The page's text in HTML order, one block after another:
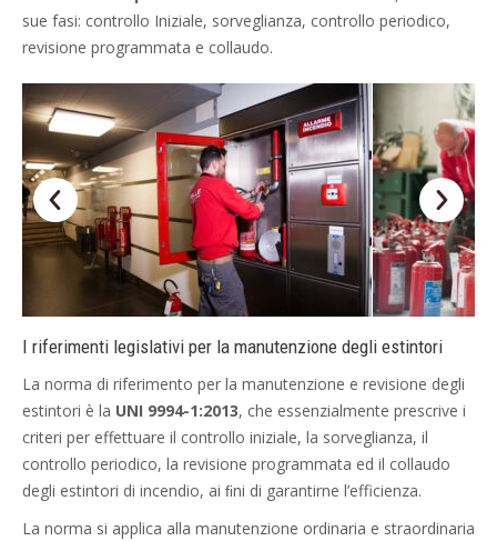
sue fasi: controllo Iniziale, sorveglianza, controllo periodico,
revisione programmata e collaudo.
I riferimenti legislativi per la manutenzione degli estintori
La norma di riferimento per la manutenzione e revisione degli
estintori è la UNI 9994-1:2013, che essenzialmente prescrive i
criteri per effettuare il controllo iniziale, la sorveglianza, il
controllo periodico, la revisione programmata ed il collaudo
degli estintori di incendio, ai ﬁni di garantirne l’efficienza.
La norma si applica alla manutenzione ordinaria e straordinaria